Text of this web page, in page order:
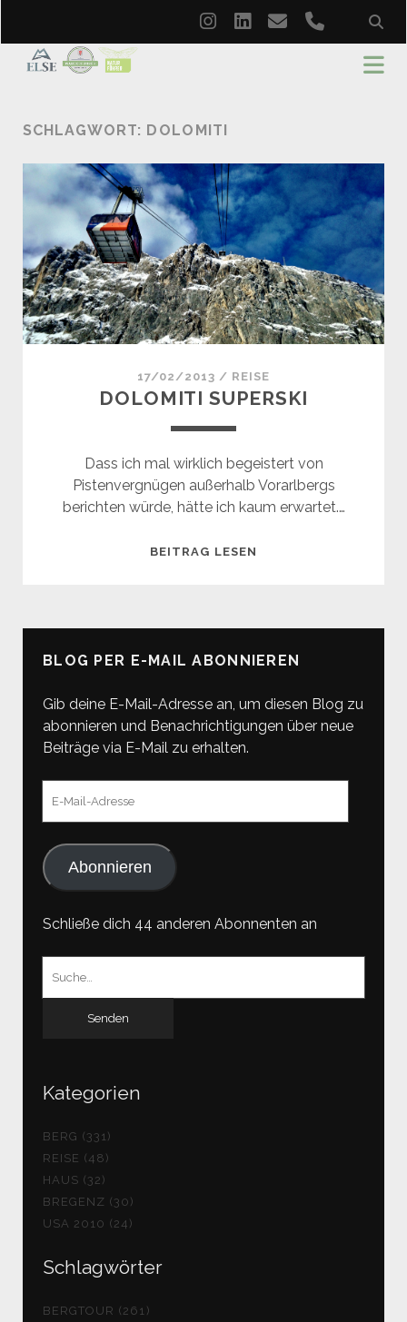
instagram
linkedin
emailphone
SCHLAGWORT: DOLOMITI
17/02/2013 / REISE
DOLOMITI SUPERSKI
Dass ich mal wirklich begeistert von
Pistenvergnügen außerhalb Vorarlbergs
berichten würde, hätte ich kaum erwartet.…
BEITRAG LESEN
BLOG PER E-MAIL ABONNIEREN
Gib deine E-Mail-Adresse an, um diesen Blog zu
abonnieren und Benachrichtigungen über neue
Beiträge via E-Mail zu erhalten.
Abonnieren
Schließe dich 44 anderen Abonnenten an
Kategorien
BERG (331)
REISE (48)
HAUS (32)
BREGENZ (30)
USA 2010 (24)
Schlagwörter
BERGTOUR (261)